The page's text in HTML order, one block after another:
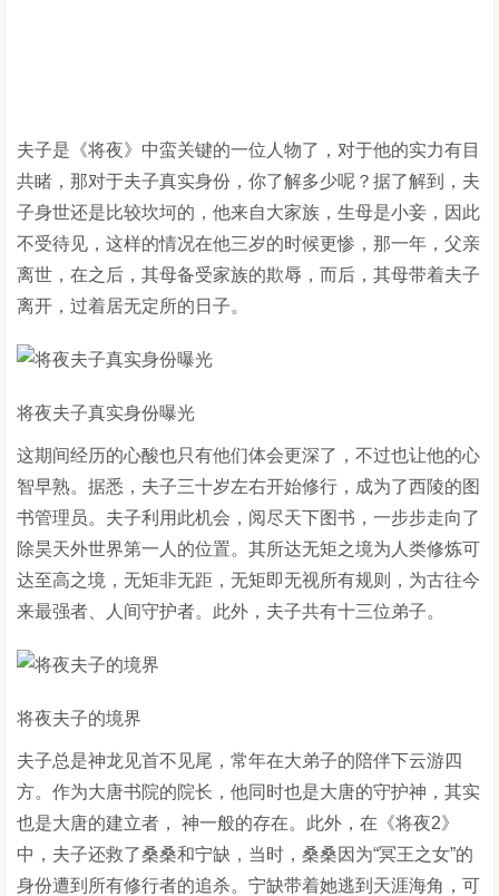
夫子是《将夜》中蛮关键的一位人物了，对于他的实力有目
共睹，那对于夫子真实身份，你了解多少呢？据了解到，夫
子身世还是比较坎坷的，他来自大家族，生母是小妾，因此
不受待见，这样的情况在他三岁的时候更惨，那一年，父亲
离世，在之后，其母备受家族的欺辱，而后，其母带着夫子
离开，过着居无定所的日子。
将夜夫子真实身份曝光
这期间经历的心酸也只有他们体会更深了，不过也让他的心
智早熟。据悉，夫子三十岁左右开始修行，成为了西陵的图
书管理员。夫子利用此机会，阅尽天下图书，一步步走向了
除昊天外世界第一人的位置。其所达无矩之境为人类修炼可
达至高之境，无矩非无距，无矩即无视所有规则，为古往今
来最强者、人间守护者。此外，夫子共有十三位弟子。
将夜夫子的境界
夫子总是神龙见首不见尾，常年在大弟子的陪伴下云游四
方。作为大唐书院的院长，他同时也是大唐的守护神，其实
也是大唐的建立者， 神一般的存在。此外，在《将夜2》
中，夫子还救了桑桑和宁缺，当时，桑桑因为“冥王之女”的
身份遭到所有修行者的追杀。宁缺带着她逃到天涯海角，可